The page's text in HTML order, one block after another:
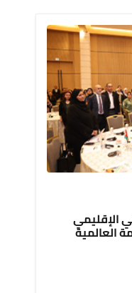
الإقليمي
العالمية